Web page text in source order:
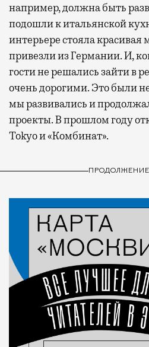
например, должна быть
подошли к итальянской
интерьере стояла
привезли из Германии. И,
гости не решались зайти в
очень дорогими. Это были
мы развивались и
проекты. В прошлом году
Tokyo и «Комбинат».